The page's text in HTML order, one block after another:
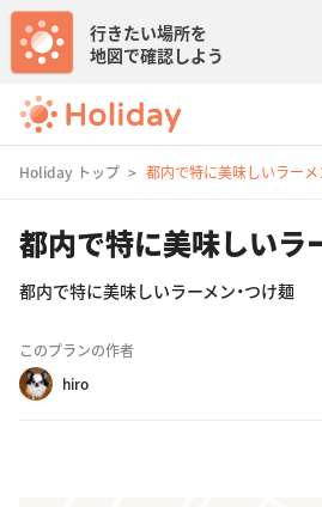
行きたい場所を
地図で確認しよう
Holiday トップ 都内で特に美味しいラーメ
都内で特に美味しいラ
都内で特に美味しいラーメン・つけ麺
このプランの作者
hiro